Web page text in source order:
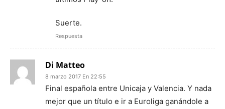
Suerte.
Respuesta
Di Matteo
8 marzo 2017 En 22:55
Final española entre Unicaja y Valencia. Y nada
mejor que un título e ir a Euroliga ganándole a